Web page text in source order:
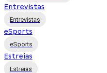
Entrevistas
Entrevistas
eSports
eSports
Estreias
Estreias